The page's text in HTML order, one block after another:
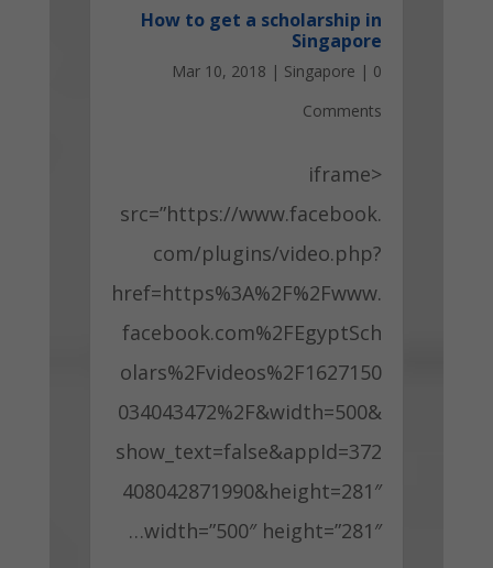
How to get a scholarship in
Singapore
Mar 10, 2018 | Singapore | 0
Comments
<iframe
src=”https://www.facebook.
com/plugins/video.php?
href=https%3A%2F%2Fwww.
facebook.com%2FEgyptSch
olars%2Fvideos%2F1627150
034043472%2F&width=500&
show_text=false&appId=372
408042871990&height=281″
width=”500″ height=”281″…